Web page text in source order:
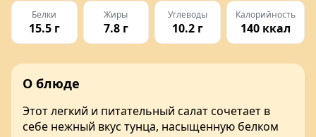
Белки
15.5 г
Жиры
7.8 г
Углеводы
10.2 г
Калорийность
140 ккал
О блюде
Этот легкий и питательный салат сочетает в
себе нежный вкус тунца, насыщенную белком